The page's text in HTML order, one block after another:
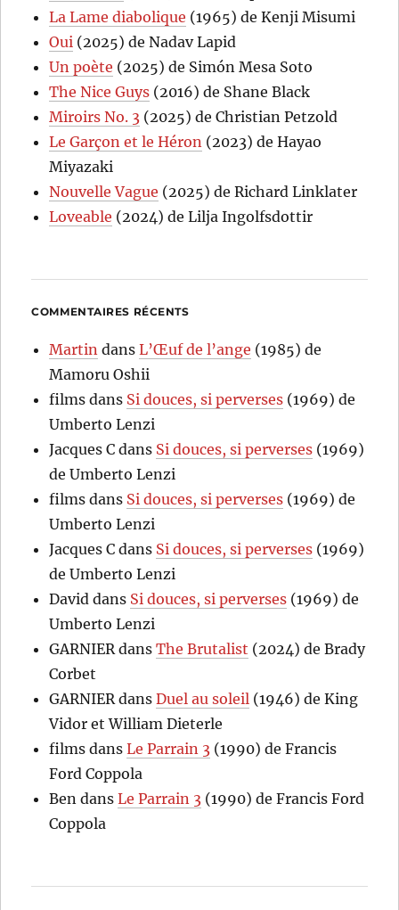
La Lame diabolique (1965) de Kenji Misumi
Oui (2025) de Nadav Lapid
Un poète (2025) de Simón Mesa Soto
The Nice Guys (2016) de Shane Black
Miroirs No. 3 (2025) de Christian Petzold
Le Garçon et le Héron (2023) de Hayao
Miyazaki
Nouvelle Vague (2025) de Richard Linklater
Loveable (2024) de Lilja Ingolfsdottir
COMMENTAIRES RÉCENTS
Martin dansL’Œuf de l’ange (1985) de
Mamoru Oshii
films dans Si douces, si perverses (1969) de
Umberto Lenzi
Jacques C dans Si douces, si perverses (1969)
de Umberto Lenzi
films dans Si douces, si perverses (1969) de
Umberto Lenzi
Jacques C dans Si douces, si perverses (1969)
de Umberto Lenzi
David dans Si douces, si perverses (1969) de
Umberto Lenzi
GARNIER dansThe Brutalist (2024) de Brady
Corbet
GARNIER dansDuel au soleil (1946) de King
Vidor et William Dieterle
films dansLe Parrain 3 (1990) de Francis
Ford Coppola
Ben dansLe Parrain 3 (1990) de Francis Ford
Coppola